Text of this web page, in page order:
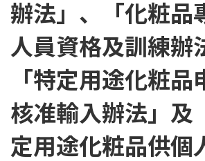
辦法」、「化粧品
人員資格及訓練辦
「特定用途化粧品
核准輸入辦法」及
定用途化粧品供個